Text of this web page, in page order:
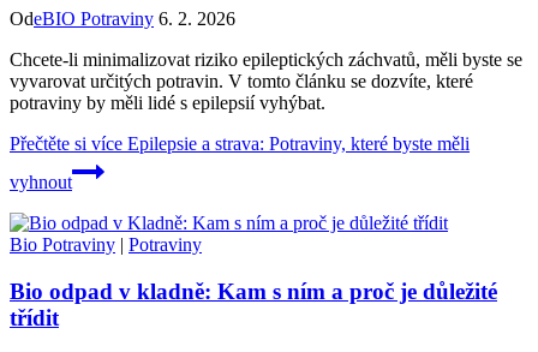
OdeBIO Potraviny 6. 2. 2026
Chcete-li minimalizovat riziko epileptických záchvatů, měli byste se
vyvarovat určitých potravin. V tomto článku se dozvíte, které
potraviny by měli lidé s epilepsií vyhýbat.
Přečtěte si více Epilepsie a strava: Potraviny, které byste měli
vyhnout
Bio Potraviny | Potraviny
Bio odpad v kladně: Kam s ním a proč je důležité
třídit